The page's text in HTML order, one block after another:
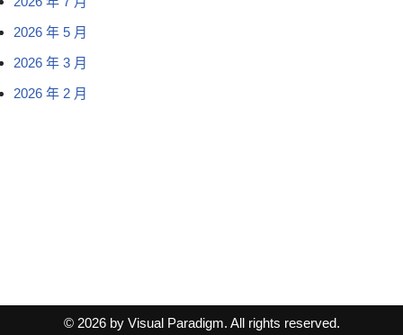
2026 年 5 月
2026 年 3 月
2026 年 2 月
© 2026 by Visual Paradigm. All rights reserved.